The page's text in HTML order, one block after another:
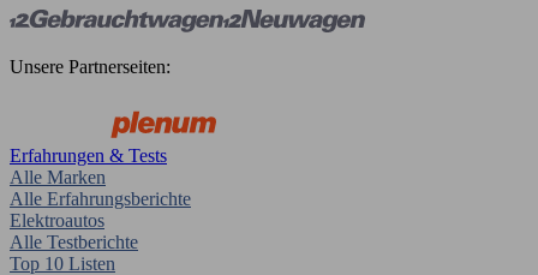
Unsere Partnerseiten:
Erfahrungen & Tests
Alle Marken
Alle Erfahrungsberichte
Elektroautos
Alle Testberichte
Top 10 Listen